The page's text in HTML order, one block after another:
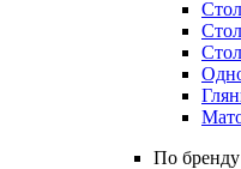
По бренду